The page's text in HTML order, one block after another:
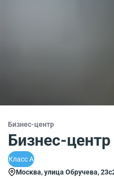
Бизнес-центр
Бизнес-центр
Класс A
Москва, улица Обручева,